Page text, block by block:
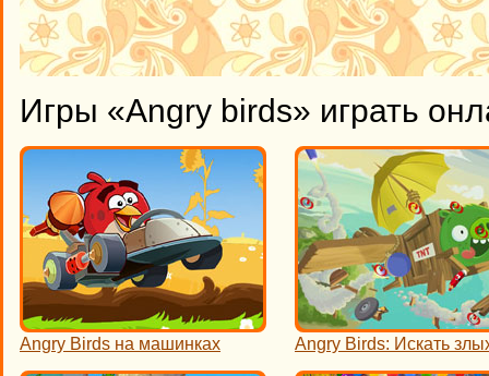
Игры «Angry birds» играть
Angry Birds на машинках Angry Birds: Искать